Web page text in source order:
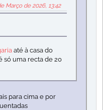
Março de 2026, 13:42
até à casa do
só uma recta de 20
para cima e por